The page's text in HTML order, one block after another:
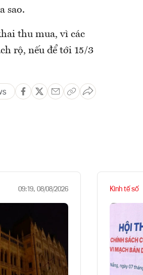
sao.
thu mua, vì các
rộ, nếu để tới 15/3
09:19, 08/08/2026 Kinh tế số